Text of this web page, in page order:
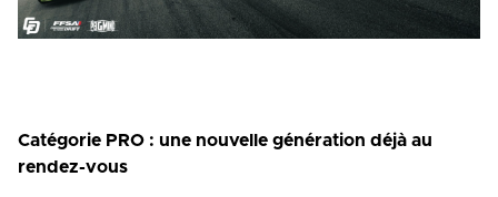
Catégorie PRO : une nouvelle génération déjà au
rendez-vous